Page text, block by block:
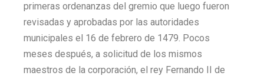
primeras ordenanzas del gremio que luego fueron
revisadas y aprobadas por las autoridades
municipales el 16 de febrero de 1479. Pocos
meses después, a solicitud de los mismos
maestros de la corporación, el rey Fernando II de